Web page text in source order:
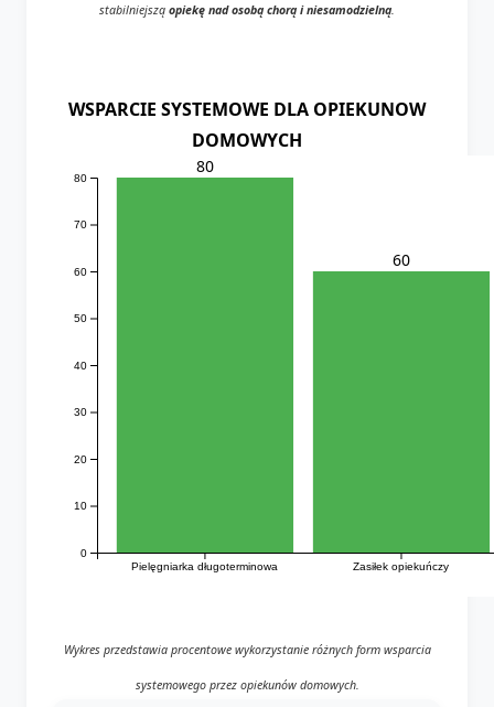
stabilniejszą opiekę nad osobą chorą i niesamodzielną
WSPARCIE SYSTEMOWE DLA OPIEKUNOW
DOMOWYCH
Pielęgniarka długoterminowa Zasiłek opiekuńczy
0
10
20
30
40
50
60
70
80
80
60
Wykres przedstawia procentowe wykorzystanie różnych form wsparcia
systemowego przez opiekunów domowych.